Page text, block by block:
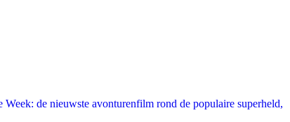
de nieuwste avonturenfilm rond de populaire superheld,